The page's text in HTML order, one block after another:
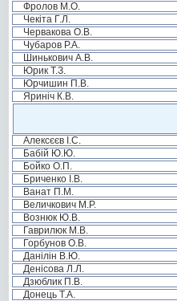
Фролов М.О.
Чекіта Г.Л.
Червакова О.В.
Чубаров Р.А.
Шинькович А.В.
Юрик Т.З.
Юрчишин П.В.
Яриніч К.В.
Алексєєв І.С.
Бабій Ю.Ю.
Бойко О.П.
Бриченко І.В.
Ванат П.М.
Величкович М.Р.
Вознюк Ю.В.
Гаврилюк М.В.
Горбунов О.В.
Данілін В.Ю.
Денісова Л.Л.
Дзюблик П.В.
Донець Т.А.